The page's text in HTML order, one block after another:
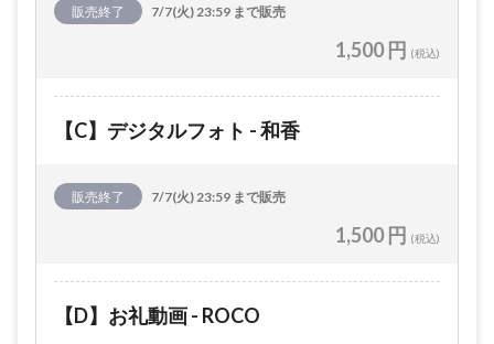
販売終了 7/7(火) 23:59 まで販売
1,500 円 (税込)
【C】デジタルフォト - 和香
販売終了 7/7(火) 23:59 まで販売
1,500 円 (税込)
【D】お礼動画 - ROCO